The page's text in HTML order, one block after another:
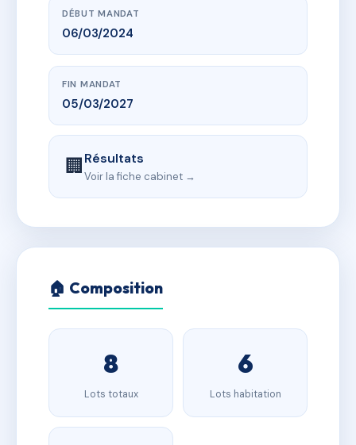
DÉBUT MANDAT
06/03/2024
FIN MANDAT
05/03/2027
🏢Résultats
Voir la fiche cabinet →
🏠 Composition
8
Lots totaux
6
Lots habitation